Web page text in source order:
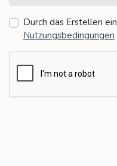
Durch das Erstellen
Nutzungsbedingungen